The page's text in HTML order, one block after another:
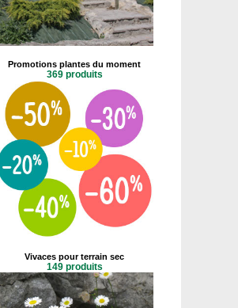
Promotions plantes du moment
369 produits
Vivaces pour terrain sec
149 produits